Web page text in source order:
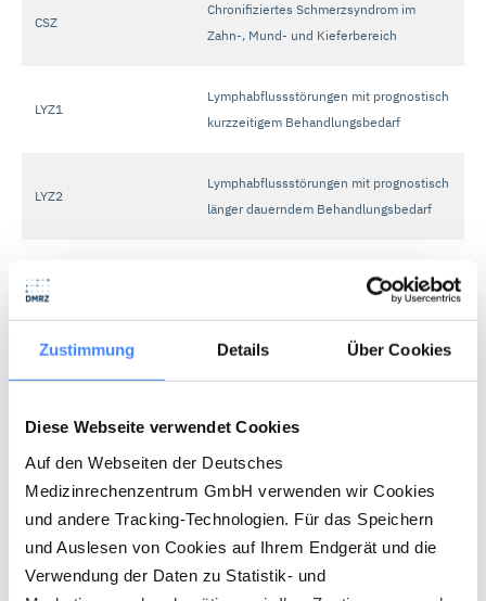
Zustimmung Details Über Cookies
Diese Webseite verwendet Cookies
Auf den Webseiten der Deutsches
Medizinrechenzentrum GmbH verwenden wir Cookies
und andere Tracking-Technologien. Für das Speichern
und Auslesen von Cookies auf Ihrem Endgerät und die
Verwendung der Daten zu Statistik- und
CSZ
Chronifiziertes Schmerzsyndrom im
Zahn-, Mund- und Kieferbereich
LYZ1
Lymphabflussstörungen mit prognostisch
kurzzeitigem Behandlungsbedarf
LYZ2
Lymphabflussstörungen mit prognostisch
länger dauerndem Behandlungsbedarf
Verordnungen außerhalb des Regelfalls
"Verordnungen außerhalb des Regelfalls" am
"normalen Heilmittelkatalog". D.h., dass diese
Verordnungen den Krankenkassen zur
Genehmigung vorgelegt werden müssen.
Informationen zu den Kriterien des